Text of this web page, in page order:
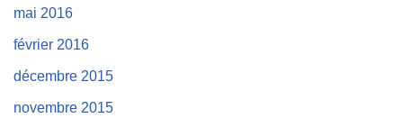
mai 2016
février 2016
décembre 2015
novembre 2015